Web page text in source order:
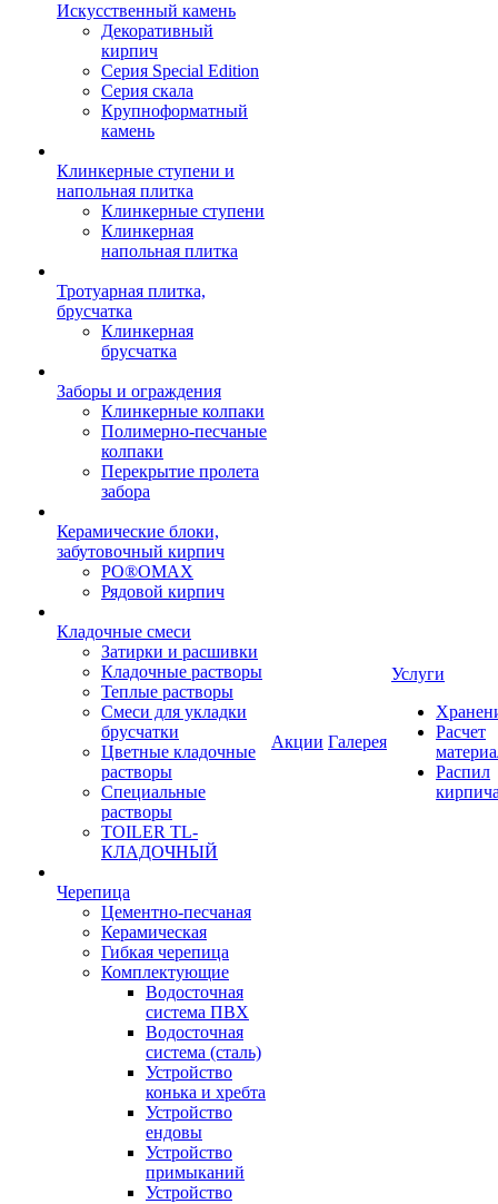
Искусственный камень
Декоративный
кирпич
Серия Special Edition
Серия скала
Крупноформатный
камень
Клинкерные ступени и
напольная плитка
Клинкерные ступени
Клинкерная
напольная плитка
Тротуарная плитка,
брусчатка
Клинкерная
брусчатка
Заборы и ограждения
Клинкерные колпаки
Полимерно-песчаные
колпаки
Перекрытие пролета
забора
Керамические блоки,
забутовочный кирпич
PO®OMAX
Рядовой кирпич
Кладочные смеси
Затирки и расшивки
Кладочные растворы
Теплые растворы
Смеси для укладки
брусчатки
Цветные кладочные
растворы
Специальные
растворы
TOILER TL-
КЛАДОЧНЫЙ
Черепица
Цементно-песчаная
Керамическая
Гибкая черепица
Комплектующие
Водосточная
система ПВХ
Водосточная
система (сталь)
Устройство
конька и хребта
Устройство
ендовы
Устройство
примыканий
Устройство
Акции Галерея
Услуги
Расчет
Распил